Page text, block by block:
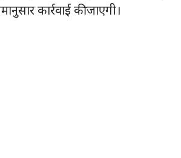
कार्रवाई की जाएगी।